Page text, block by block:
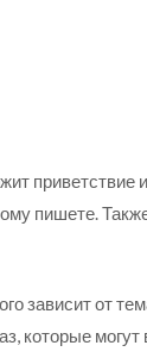
приветствие
пишете.
зависит от
которые могут